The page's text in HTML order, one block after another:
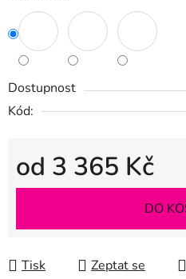
Dostupnost
Kód:
od 3 365 Kč
Měrná cena:
DO
Tisk Zeptat se